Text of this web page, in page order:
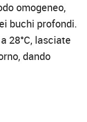
omogeneo,
buchi profondi.
28°C, lasciate
dando